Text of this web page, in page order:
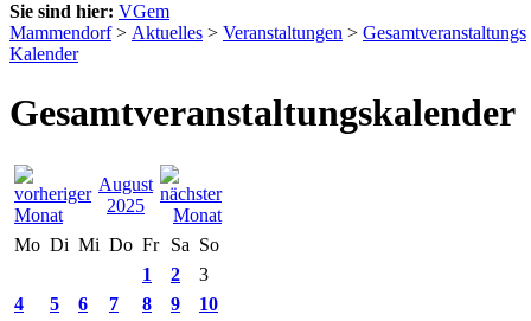
Sie sind hier: VGem
Mammendorf> Aktuelles > Veranstaltungen > Gesamtveranstaltungs
Kalender
Gesamtveranstaltungskalender
August
2025
Mo Di Mi Do Fr Sa So
1
2
3
4
5 6 7 8 9
10